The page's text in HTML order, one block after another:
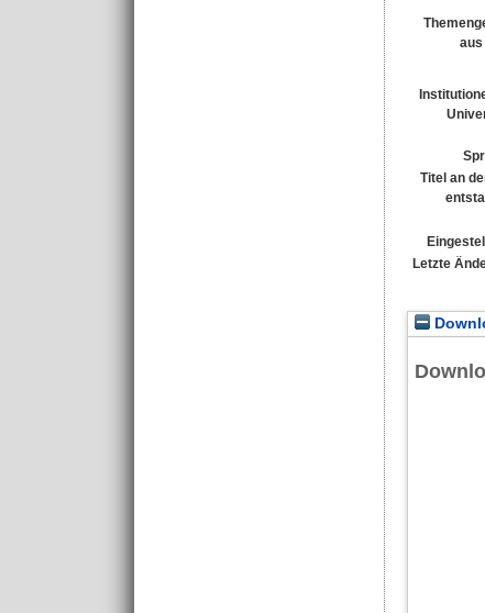
aus
Titel an
Letzte